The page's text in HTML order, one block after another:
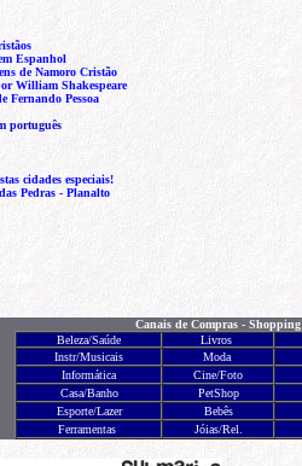
Espanhol
de Namoro Cristão
William Shakespeare
Fernando Pessoa
português
cidades especiais!
Pedras - Planalto
Canais de Compras - Shopping
Beleza/Saúde
Livros
Instr/Musicais
Moda
Informática
Cine/Foto
Casa/Banho
PetShop
Esporte/Lazer
Bebês
Ferramentas
Jóias/Rel.